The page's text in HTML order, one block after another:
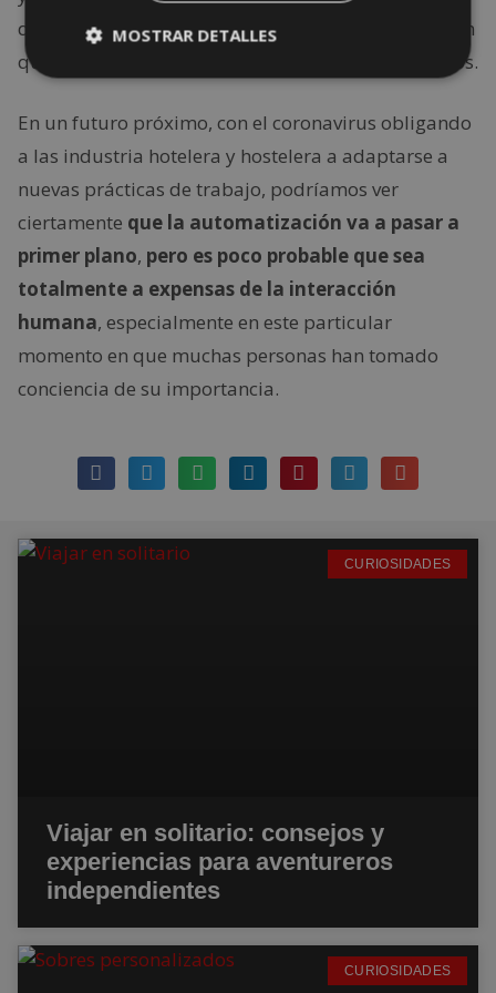
distancia de seguridad y disminuir los contagios sin
que tengan que cerrar este tipo de establecimientos.
En un futuro próximo, con el coronavirus obligando
a las industria hotelera y hostelera a adaptarse a
nuevas prácticas de trabajo, podríamos ver
ciertamente que la automatización va a pasar a
primer plano, pero es poco probable que sea
totalmente a expensas de la interacción
humana, especialmente en este particular
momento en que muchas personas han tomado
conciencia de su importancia.
CURIOSIDADES
Viajar en solitario: consejos y
experiencias para aventureros
independientes
CURIOSIDADES
MOSTRAR DETALLES